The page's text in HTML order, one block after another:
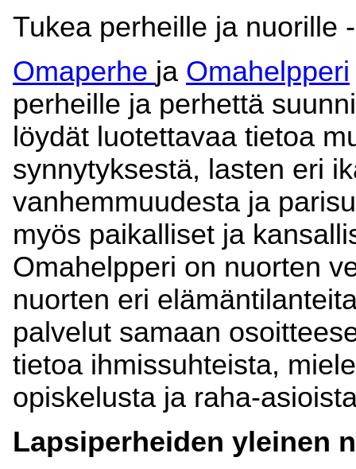
Tukea perheille ja nuorille
Omaperhe ja Omahelpperi
perheille ja perhettä
löydät luotettavaa tietoa
synnytyksestä, lasten eri
vanhemmuudesta ja
myös paikalliset ja
Omahelpperi on nuorten
nuorten eri
palvelut samaan
tietoa ihmissuhteista,
opiskelusta ja raha-
Lapsiperheiden yleinen